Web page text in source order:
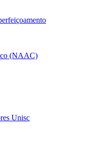
(NAAC)
Unisc